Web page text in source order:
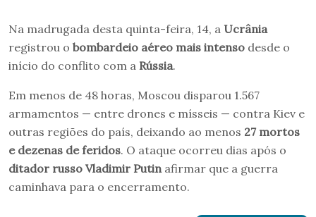
Na madrugada desta quinta-feira, 14, a Ucrânia
registrou o bombardeio aéreo mais intenso desde o
início do conflito com a Rússia.
Em menos de 48 horas, Moscou disparou 1.567
armamentos — entre drones e mísseis — contra Kiev e
outras regiões do país, deixando ao menos 27 mortos
e dezenas de feridos. O ataque ocorreu dias após o
ditador russo Vladimir Putin afirmar que a guerra
caminhava para o encerramento.